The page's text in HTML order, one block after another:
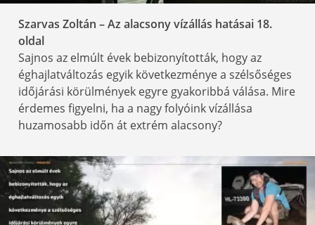
Szarvas Zoltán – Az alacsony vízállás hatásai 18.
oldal
Sajnos az elmúlt évek bebizonyították, hogy az
éghajlatváltozás egyik következménye a szélsőséges
időjárási körülmények egyre gyakoribbá válása. Mire
érdemes figyelni, ha a nagy folyóink vízállása
huzamosabb időn át extrém alacsony?